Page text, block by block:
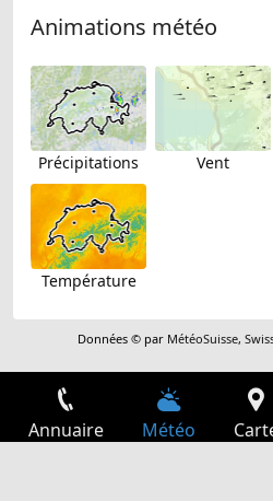
Animations météo
Précipitations Vent
Température
Données © par MétéoSuisse,
Annuaire Météo